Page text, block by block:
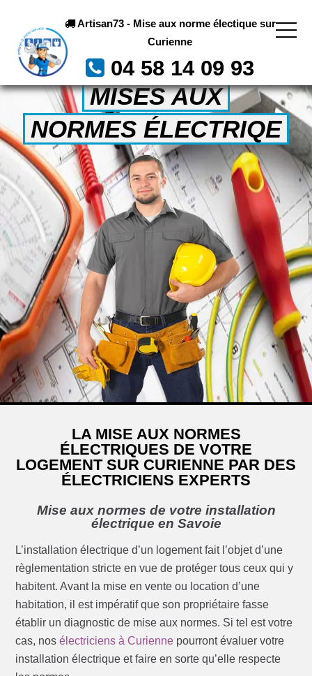
Artisan73 - Mise aux norme électique sur
Curienne
04 58 14 09 93
MISES AUX
NORMES ÉLECTRIQE
LA MISE AUX NORMES
ÉLECTRIQUES DE VOTRE
LOGEMENT SUR CURIENNE PAR DES
ÉLECTRICIENS EXPERTS
Mise aux normes de votre installation
électrique en Savoie
L’installation électrique d’un logement fait l’objet d’une
règlementation stricte en vue de protéger tous ceux qui y
habitent. Avant la mise en vente ou location d’une
habitation, il est impératif que son propriétaire fasse
établir un diagnostic de mise aux normes. Si tel est votre
cas, nosélectriciens à Curienne pourront évaluer votre
installation électrique et faire en sorte qu’elle respecte